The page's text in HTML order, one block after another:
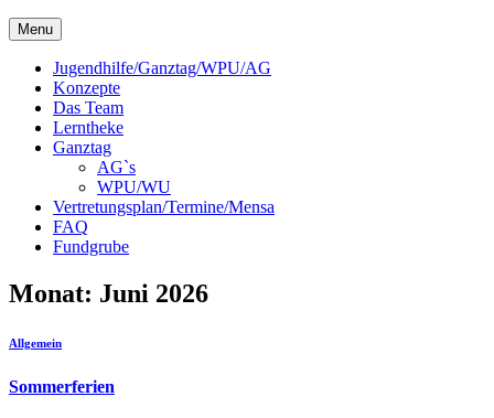
Menu
Jugendhilfe/Ganztag/WPU/AG
Konzepte
Das Team
Lerntheke
Ganztag
AG`s
WPU/WU
Vertretungsplan/Termine/Mensa
FAQ
Fundgrube
Monat: Juni 2026
Allgemein
Sommerferien